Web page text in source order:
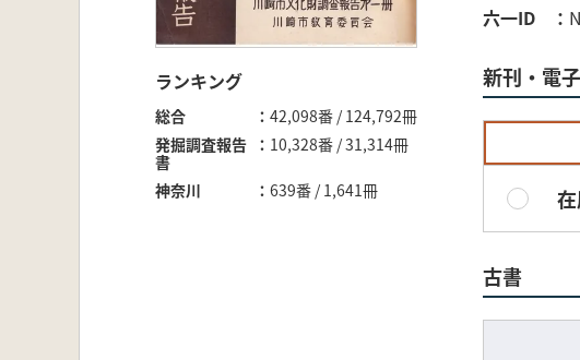
ランキング
総合
42,098番 / 124,792冊
発掘調査報告
書
10,328番 / 31,314冊
神奈川 639番 / 1,641冊
六一ID
新刊・電
古書